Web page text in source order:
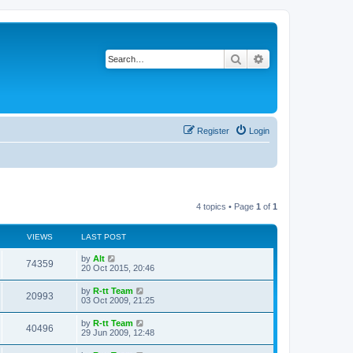
Search
Login
Register
4 topics • Page 1 of 1
VIEWS LAST POST
74359V
i
w
s
L
a
t
p
o
s
t
by Alt
20 Oct 2015, 20:46
20993V
i
L
a
t
p
o
s
by R-tt Team
03 Oct 2009, 21:25
40496V
i
L
a
t
by R-tt Team
29 Jun 2009, 12:48